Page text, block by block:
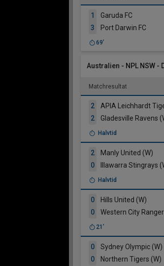
Garuda FC
Port Darwin FC
1
3
69’
Australien - NPL NSW -
Matchresultat
Gladesville Ravens
2
2
Halvtid
Manly United (W)
Illawarra Stingrays
2
0
Halvtid
Hills United (W)
Western City
0
0
21’
Sydney Olympic (W)
Northern Tigers (W)
0
0